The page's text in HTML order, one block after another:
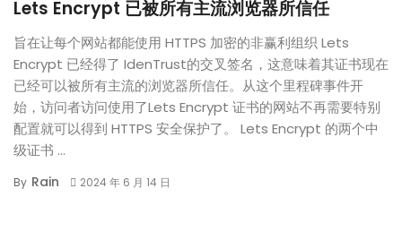
Lets Encrypt 已被所有主流浏览器所信任
旨在让每个网站都能使用 HTTPS 加密的非赢利组织 Lets
Encrypt 已经得了 IdenTrust的交叉签名，这意味着其证书现在
已经可以被所有主流的浏览器所信任。从这个里程碑事件开
始，访问者访问使用了Lets Encrypt 证书的网站不再需要特别
配置就可以得到 HTTPS 安全保护了。 Lets Encrypt 的两个中
级证书 ...
By Rain 2024 年 6 月 14 日